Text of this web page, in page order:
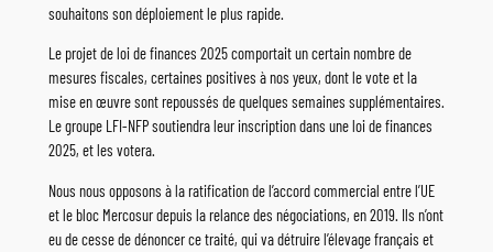
souhaitons son déploiement le plus rapide.
Le projet de loi de finances 2025 comportait un certain nombre de
mesures fiscales, certaines positives à nos yeux, dont le vote et la
mise en œuvre sont repoussés de quelques semaines supplémentaires.
Le groupe LFI-NFP soutiendra leur inscription dans une loi de finances
2025, et les votera.
Nous nous opposons à la ratification de l’accord commercial entre l’UE
et le bloc Mercosur depuis la relance des négociations, en 2019. Ils n’ont
eu de cesse de dénoncer ce traité, qui va détruire l’élevage français et